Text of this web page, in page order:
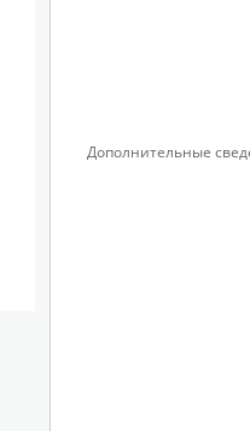
Дополнительные